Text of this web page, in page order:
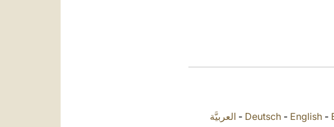
العربيَّة - Deutsch- English-